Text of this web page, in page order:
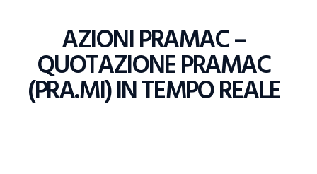
AZIONI PRAMAC –
QUOTAZIONE PRAMAC
(PRA.MI) IN TEMPO REALE
Guide Al Trading
Criptovalute